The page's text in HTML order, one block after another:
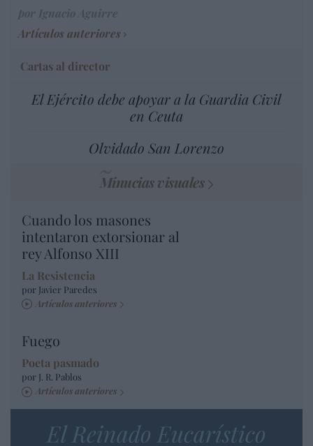
Artículos anteriores
Cartas al director
El Ejército debe apoyar a la Guardia Civil
en Ceuta
Olvidado San Lorenzo
Minucias visuales
Cuando los masones
intentaron extorsionar al
rey Alfonso XIII
La Resistencia
por Javier Paredes
Artículos anteriores
Fuego
Poeta pasmado
por J. R. Pablos
Artículos anteriores
El Reinado Eucarístico